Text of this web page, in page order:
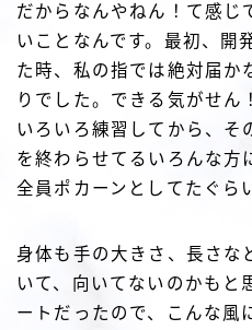
だからなんやねん！て感じ
いことなんです。最初、開
た時、私の指では絶対届か
りでした。できる気がせん
いろいろ練習してから、そ
を終わらせてるいろんな方
全員ポカーンとしてたぐら
身体も手の大きさ、長さな
いて、向いてないのかもと
ートだったので、こんな風